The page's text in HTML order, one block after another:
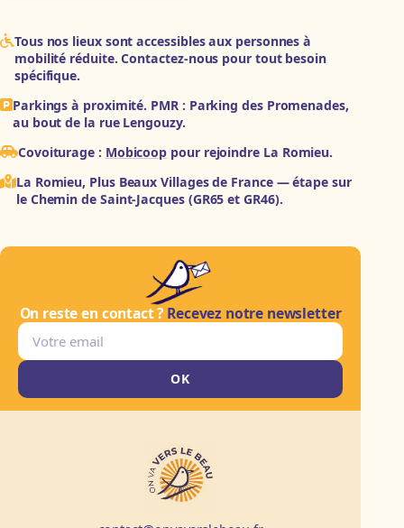
Tous nos lieux sont accessibles aux personnes à
mobilité réduite. Contactez-nous pour tout besoin
spécifique.
Parkings à proximité. PMR : Parking des Promenades,
au bout de la rue Lengouzy.
Covoiturage : Mobicoop pour rejoindre La Romieu.
La Romieu, Plus Beaux Villages de France — étape sur
le Chemin de Saint-Jacques (GR65 et GR46).
On reste en contact ? Recevez notre newsletter
Email
OK